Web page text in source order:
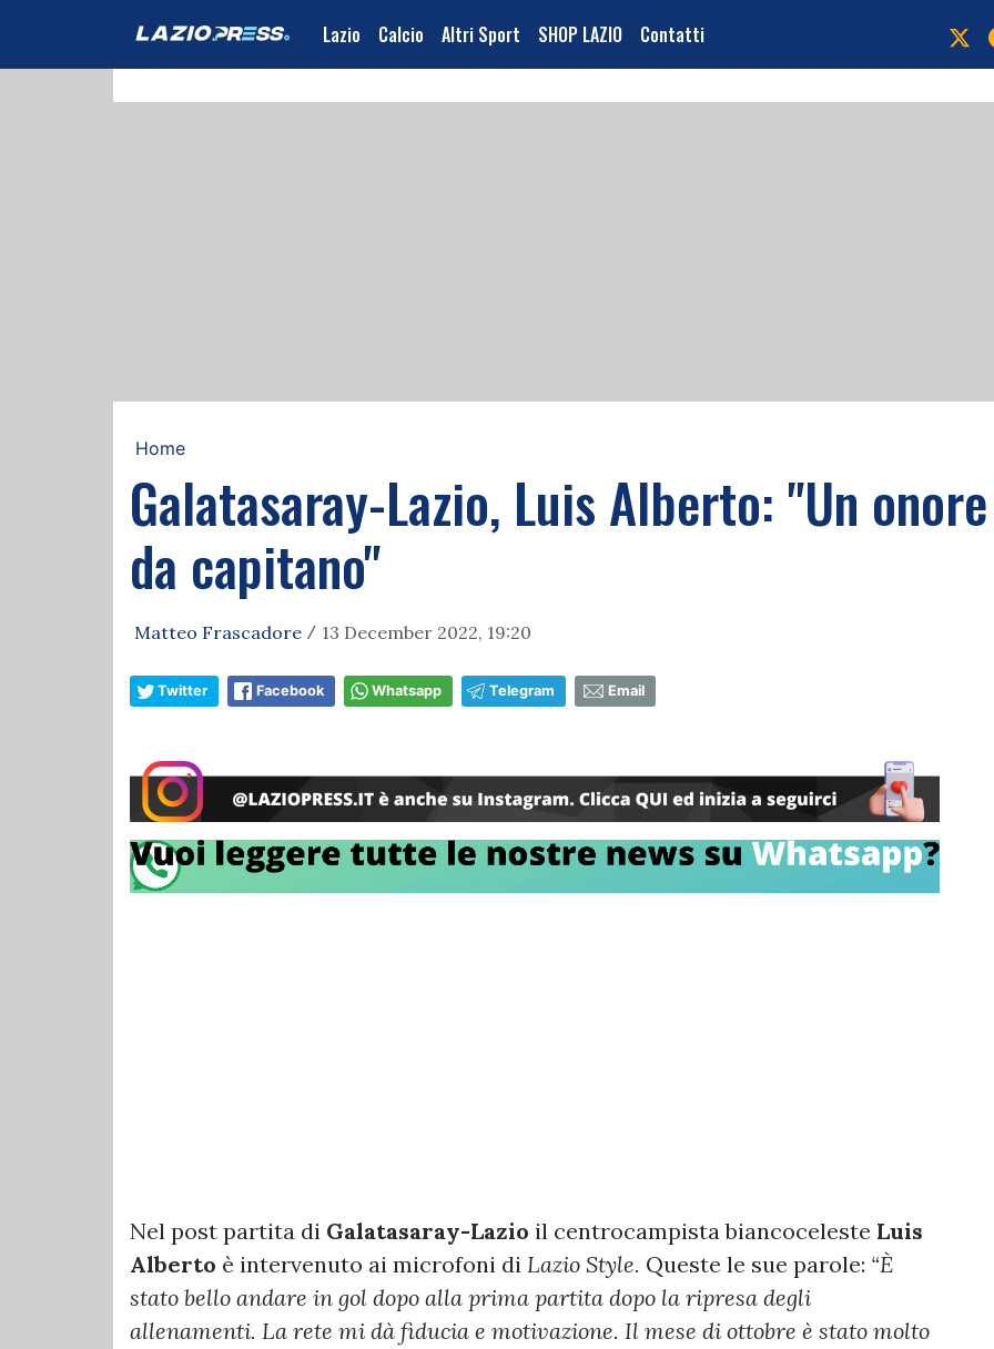
Lazio Calcio Altri Sport SHOP LAZIO Contatti
Home
Galatasaray-Lazio, Luis Alberto: "Un
da capitano"
Matteo Frascadore / 13 December 2022, 19:20
Twitter Facebook Whatsapp Telegram Email
Nel post partita di Galatasaray-Lazio il centrocampista biancoceleste Luis
Alberto è intervenuto ai microfoni di Lazio Style. Queste le sue parole: “È
stato bello andare in gol dopo alla prima partita dopo la ripresa degli
allenamenti. La rete mi dà fiducia e motivazione. Il mese di ottobre è stato molto